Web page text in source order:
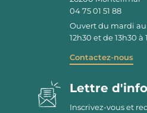
04 75 01 51 88
Ouvert du mardi
12h30 et de 13h30 à
Contactez-nous
Lettre
Inscrivez-vous et